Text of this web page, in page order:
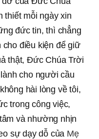
thiết mỗi ngày xin
đức tin, thì chẳng
điều kiện để giữ
thật, Đức Chúa Trời
cho người cầu
hài lòng về tôi,
trong công việc,
và nhường nhịn
sự dạy dỗ của Mẹ